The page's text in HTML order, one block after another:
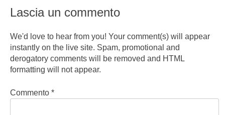
Lascia un commento
We'd love to hear from you! Your comment(s) will appear
instantly on the live site. Spam, promotional and
derogatory comments will be removed and HTML
formatting will not appear.
Commento *